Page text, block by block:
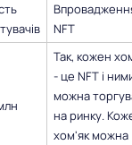
NFT
Так, кожен
- це NFT і
можна
на ринку.
хом'як можна